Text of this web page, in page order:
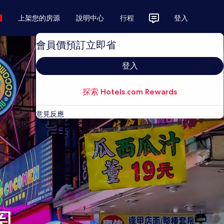
上架您的房源 說明中心 行程 登入
會員價預訂立即省
登入
探索 Hotels.com Rewards
意見反應